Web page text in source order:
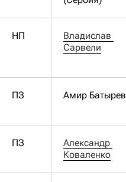
НП
Владислав
Сарвели
ПЗ Амир Батырев
ПЗ
Александр
Коваленко